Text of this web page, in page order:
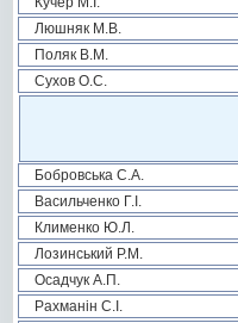
Люшняк М.В.
Поляк В.М.
Сухов О.С.
Бобровська С.А.
Васильченко Г.І.
Клименко Ю.Л.
Лозинський Р.М.
Осадчук А.П.
Рахманін С.І.